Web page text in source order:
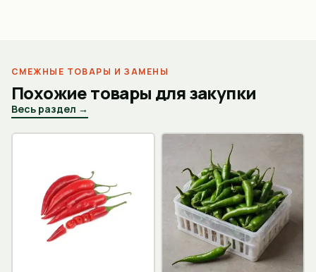
СМЕЖНЫЕ ТОВАРЫ И ЗАМЕНЫ
Похожие товары для закупки
Весь раздел →